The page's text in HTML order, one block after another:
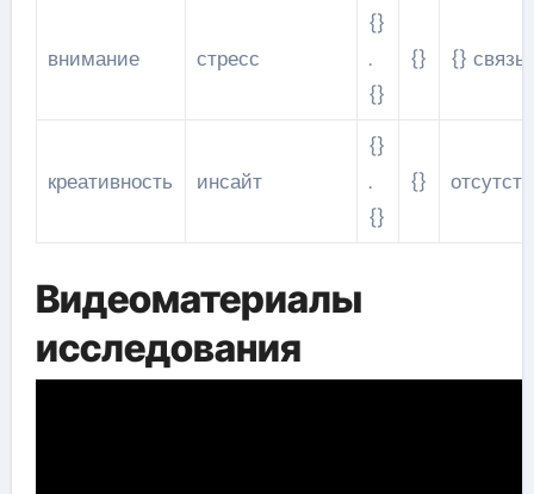
внимание стресс
{}
.
{}
{} {} связь
креативность инсайт
{}
.
{}
{}
Видеоматериалы
исследования